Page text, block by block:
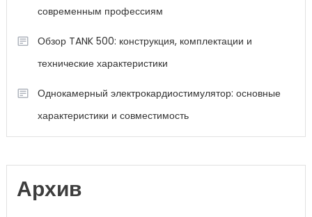
современным профессиям
Обзор TANK 500: конструкция, комплектации и
технические характеристики
Однокамерный электрокардиостимулятор: основные
характеристики и совместимость
Архив